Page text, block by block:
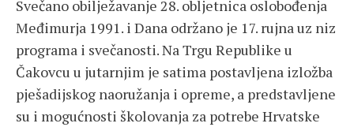
Svečano obilježavanje 28. obljetnica oslobođenja
Međimurja 1991. i Dana održano je 17. rujna uz niz
programa i svečanosti. Na Trgu Republike u
Čakovcu u jutarnjim je satima postavljena izložba
pješadijskog naoružanja i opreme, a predstavljene
su i mogućnosti školovanja za potrebe Hrvatske